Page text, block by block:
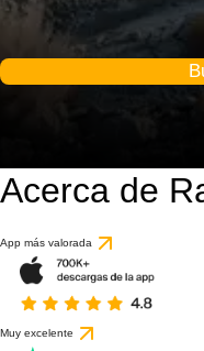
Acerca de
App más valorada
Muy excelente